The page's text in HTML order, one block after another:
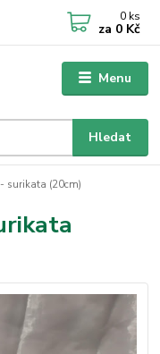
Menu
Hledat
0 ks
za 0 Kč
surikata (20cm)